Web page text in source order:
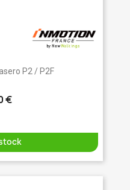
P2 / P2F
€